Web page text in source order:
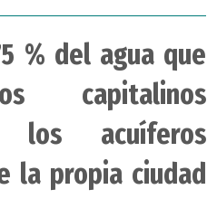
% del agua que
capitalinos
los acuíferos
la propia ciudad